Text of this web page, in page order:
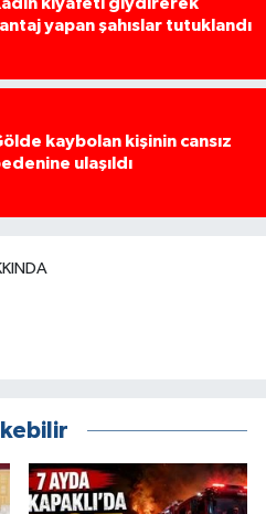
yapan şahıslar tutuklandı
kaybolan kişinin cansız
ulaşıldı